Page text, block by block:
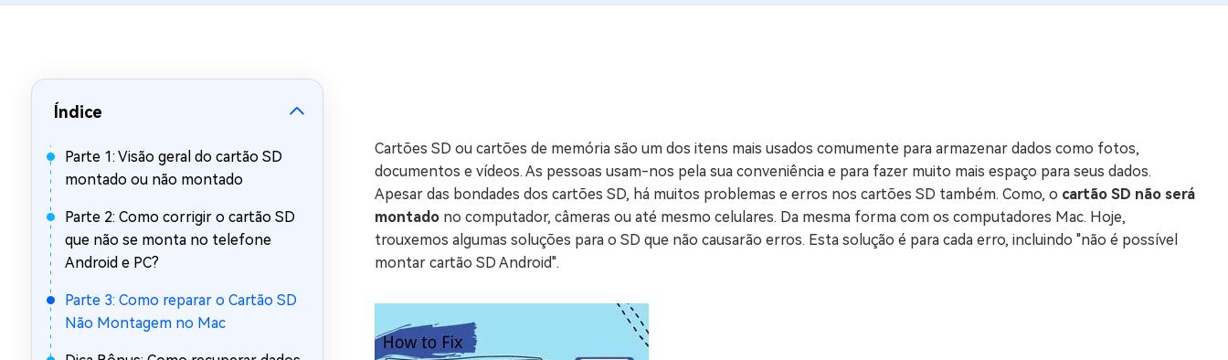
Mac Boot Genius
Corrigir Erros de Mac Grátis
Windows 11 Upgrade Checker
Verificador de Atualização do Windows 11 Grátis
Índice
Parte 1: Visão geral do cartão SD
montado ou não montado
Parte 2: Como corrigir o cartão SD
que não se monta no telefone
Android e PC?
Parte 3: Como reparar o Cartão SD
Não Montagem no Mac
Cartões SD ou cartões de memória são um dos itens mais usados comumente para armazenar dados como fotos,
documentos e vídeos. As pessoas usam-nos pela sua conveniência e para fazer muito mais espaço para seus dados.
Apesar das bondades dos cartões SD, há muitos problemas e erros nos cartões SD também. Como, o cartão SD não será
montado no computador, câmeras ou até mesmo celulares. Da mesma forma com os computadores Mac. Hoje,
trouxemos algumas soluções para o SD que não causarão erros. Esta solução é para cada erro, incluindo "não é possível
montar cartão SD Android".